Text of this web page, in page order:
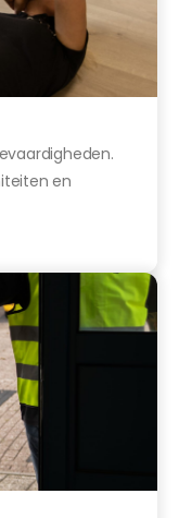
en